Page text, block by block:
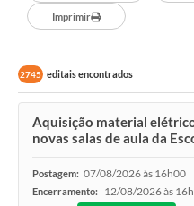
Contas Públicas
Serviço de Inspeção Municipal -
Esportes
Ouvidoria
Transparência
Imprimir
2745 editais encontrados
Aquisição material
novas salas de aula da
Postagem: 07/08/2026 às 16h00
Encerramento: 12/08/2026 às